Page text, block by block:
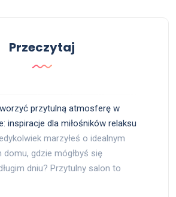
Przeczytaj
przytulną atmosferę w
inspiracje dla miłośników relaksu
marzyłeś o idealnym
gdzie mógłbyś się
dniu? Przytulny salon to